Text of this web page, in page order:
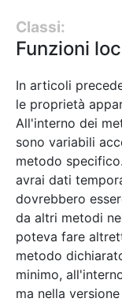
Classi:
Funzioni
In articoli
le proprietà
All'interno dei
sono variabili
metodo
avrai dati
dovrebbero
da altri metodi
poteva fare
metodo
minimo,
ma nella